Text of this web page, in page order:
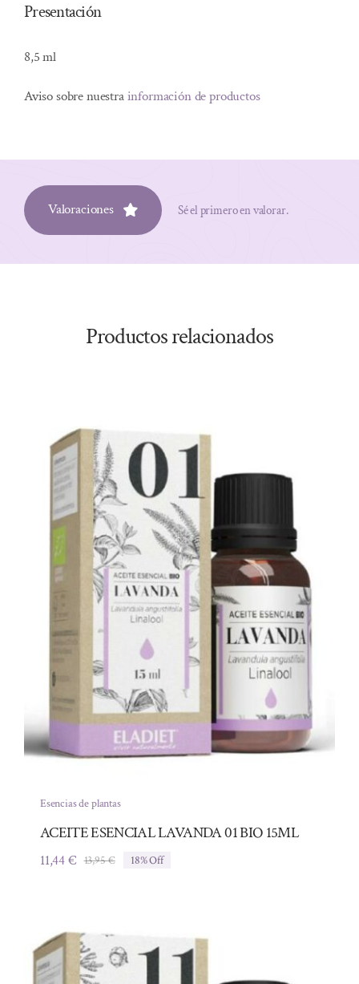
Presentación
8,5 ml
Aviso sobre nuestrainformación de productos
Valoraciones Sé el primero en valorar.
Productos relacionados
Esencias de plantas
ACEITE ESENCIAL LAVANDA 01 BIO 15ML
13,95€El
13,95 €.
11,44€
El
11,44 €.
18% Off